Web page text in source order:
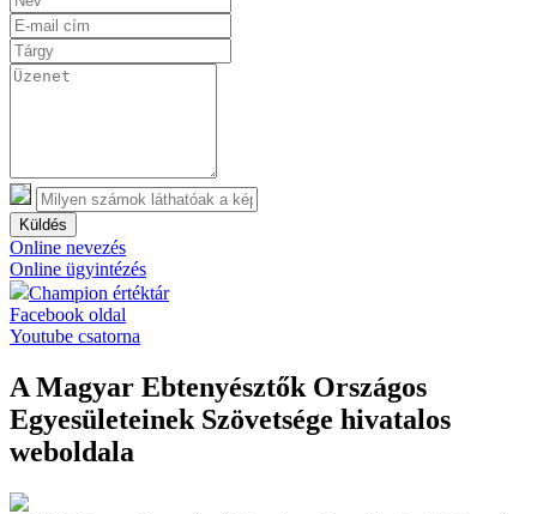
Küldés
Online nevezés
Online ügyintézés
Champion értéktár
Facebook oldal
Youtube csatorna
A Magyar Ebtenyésztők Országos
Egyesületeinek Szövetsége hivatalos
weboldala